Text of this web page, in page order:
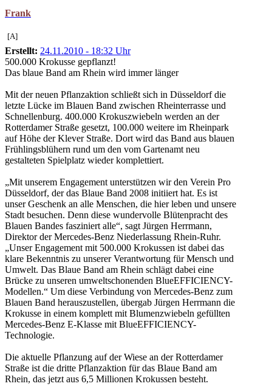
Frank
[A]
Erstellt: 24.11.2010 - 18:32 Uhr
500.000 Krokusse gepflanzt!
Das blaue Band am Rhein wird immer länger
Mit der neuen Pflanzaktion schließt sich in Düsseldorf die
letzte Lücke im Blauen Band zwischen Rheinterrasse und
Schnellenburg. 400.000 Krokuszwiebeln werden an der
Rotterdamer Straße gesetzt, 100.000 weitere im Rheinpark
auf Höhe der Klever Straße. Dort wird das Band aus blauen
Frühlingsblühern rund um den vom Gartenamt neu
gestalteten Spielplatz wieder komplettiert.
„Mit unserem Engagement unterstützen wir den Verein Pro
Düsseldorf, der das Blaue Band 2008 initiiert hat. Es ist
unser Geschenk an alle Menschen, die hier leben und unsere
Stadt besuchen. Denn diese wundervolle Blütenpracht des
Blauen Bandes fasziniert alle“, sagt Jürgen Herrmann,
Direktor der Mercedes-Benz Niederlassung Rhein-Ruhr.
„Unser Engagement mit 500.000 Krokussen ist dabei das
klare Bekenntnis zu unserer Verantwortung für Mensch und
Umwelt. Das Blaue Band am Rhein schlägt dabei eine
Brücke zu unseren umweltschonenden BlueEFFICIENCY-
Modellen.“ Um diese Verbindung von Mercedes-Benz zum
Blauen Band herauszustellen, übergab Jürgen Herrmann die
Krokusse in einem komplett mit Blumenzwiebeln gefüllten
Mercedes-Benz E-Klasse mit BlueEFFICIENCY-
Technologie.
Die aktuelle Pflanzung auf der Wiese an der Rotterdamer
Straße ist die dritte Pflanzaktion für das Blaue Band am
Rhein, das jetzt aus 6,5 Millionen Krokussen besteht.